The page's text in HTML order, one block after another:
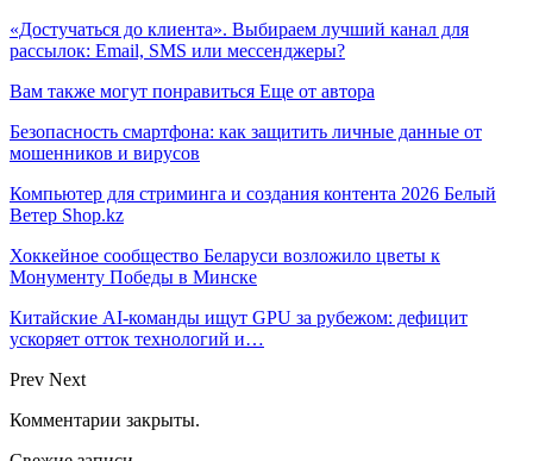
«Достучаться до клиента». Выбираем лучший канал для
рассылок: Email, SMS или мессенджеры?
Вам также могут понравиться Еще от автора
Безопасность смартфона: как защитить личные данные от
мошенников и вирусов
Компьютер для стриминга и создания контента 2026 Белый
Ветер Shop.kz
Хоккейное сообщество Беларуси возложило цветы к
Монументу Победы в Минске
Китайские AI-команды ищут GPU за рубежом: дефицит
ускоряет отток технологий и…
Prev Next
Комментарии закрыты.